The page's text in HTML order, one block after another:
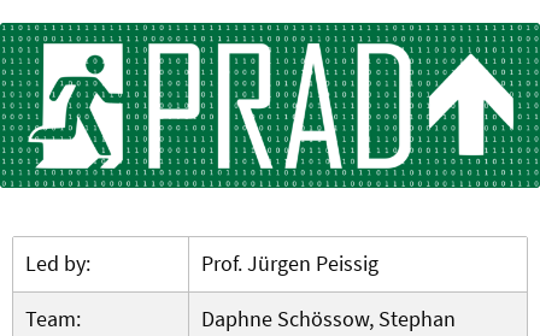
Led by:
Prof. Jürgen Peissig
Team:
Daphne Schössow, Stephan